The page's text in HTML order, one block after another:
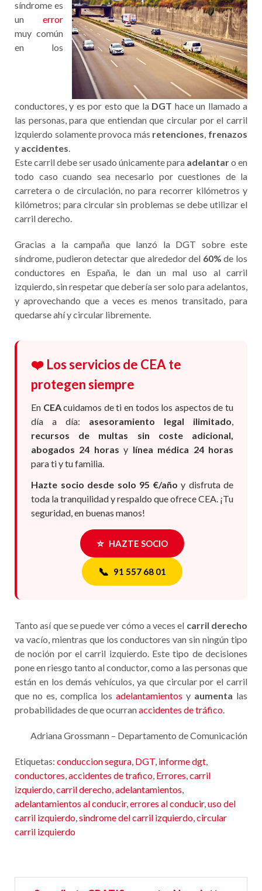
síndrome es
un error
muy común
en los
conductores, y es por esto que la DGT hace un llamado a
las personas, para que entiendan que circular por el carril
izquierdo solamente provoca más retenciones, frenazos
y accidentes.
Este carril debe ser usado únicamente para adelantaro en
todo caso cuando sea necesario por cuestiones de la
carretera o de circulación, no para recorrer kilómetros y
kilómetros; para circular sin problemas se debe utilizar el
carril derecho.
Gracias a la campaña que lanzó la DGT sobre este
síndrome, pudieron detectar que alrededor del 60% de los
conductores en España, le dan un mal uso al carril
izquierdo, sin respetar que debería ser solo para adelantos,
y aprovechando que a veces es menos transitado, para
quedarse ahí y circular libremente.
❤️ Los servicios de CEA te
protegen siempre
En CEAcuidamos de ti en todos los aspectos de tu
día a día: asesoramiento legal ilimitado,
recursos de multas sin coste adicional,
abogados 24 horas y línea médica 24 horas
para ti y tu familia.
Hazte socio desde solo 95 €/año y disfruta de
toda la tranquilidad y respaldo que ofrece CEA. ¡Tu
seguridad, en buenas manos!
⭐ HAZTE SOCIO
📞 91 557 68 01
Tanto así que se puede ver cómo a veces el carril derecho
va vacío, mientras que los conductores van sin ningún tipo
de noción por el carril izquierdo. Este tipo de decisiones
pone en riesgo tanto al conductor, como a las personas que
están en los demás vehículos, ya que circular por el carril
que no es, complica los adelantamientos y aumenta las
probabilidades de que ocurranaccidentes de tráfico.
Adriana Grossmann – Departamento de Comunicación
Etiquetas: conduccion segura, DGT, informe dgt,
conductores,accidentes de trafico, Errores,carril
izquierdo,carril derecho,adelantamientos,
adelantamientos al conducir,errores al conducir,uso del
carril izquierdo,sindrome del carril izquierdo,circular
carril izquierdo